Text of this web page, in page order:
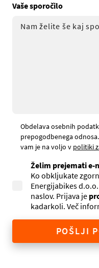
Vaše sporočilo
Obdelava osebnih
prepogodbenega
vam je na voljo v politiki
Želim prejemati e-
Ko obkljukate
Energijabikes
naslov. Prijava je
kadarkoli. Več
POŠLJI